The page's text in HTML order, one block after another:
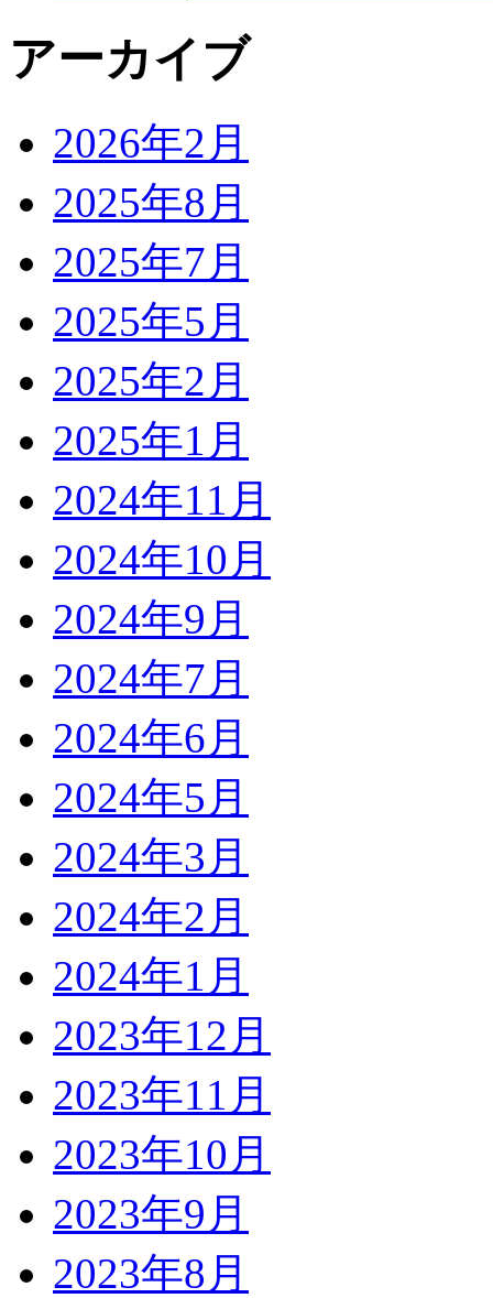
アーカイブ
2026年2月
2025年8月
2025年7月
2025年5月
2025年2月
2025年1月
2024年11月
2024年10月
2024年9月
2024年7月
2024年6月
2024年5月
2024年3月
2024年2月
2024年1月
2023年12月
2023年11月
2023年10月
2023年9月
2023年8月